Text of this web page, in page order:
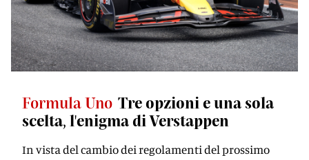
Formula Uno Tre opzioni e una sola
scelta, l'enigma di Verstappen
In vista del cambio dei regolamenti del prossimo